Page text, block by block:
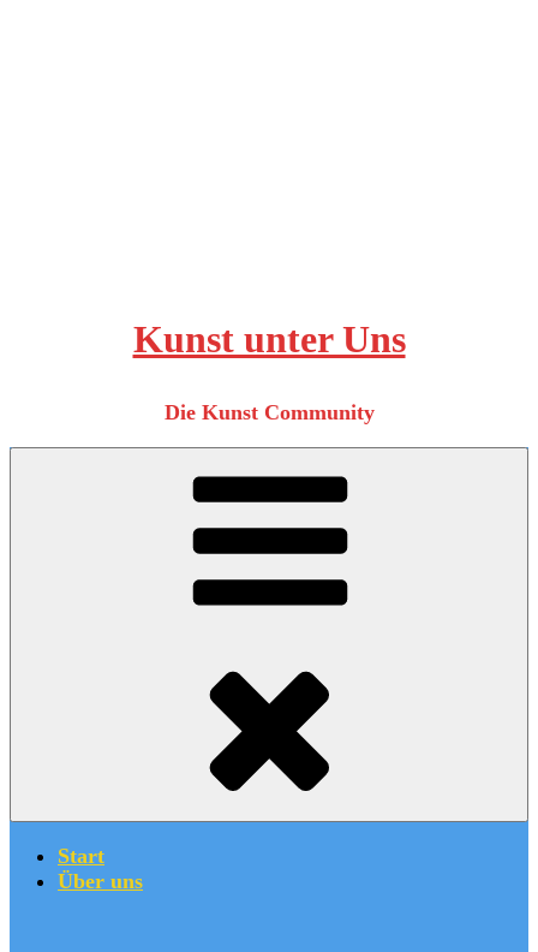
Kunst unter Uns
Die Kunst Community
Start
Über uns